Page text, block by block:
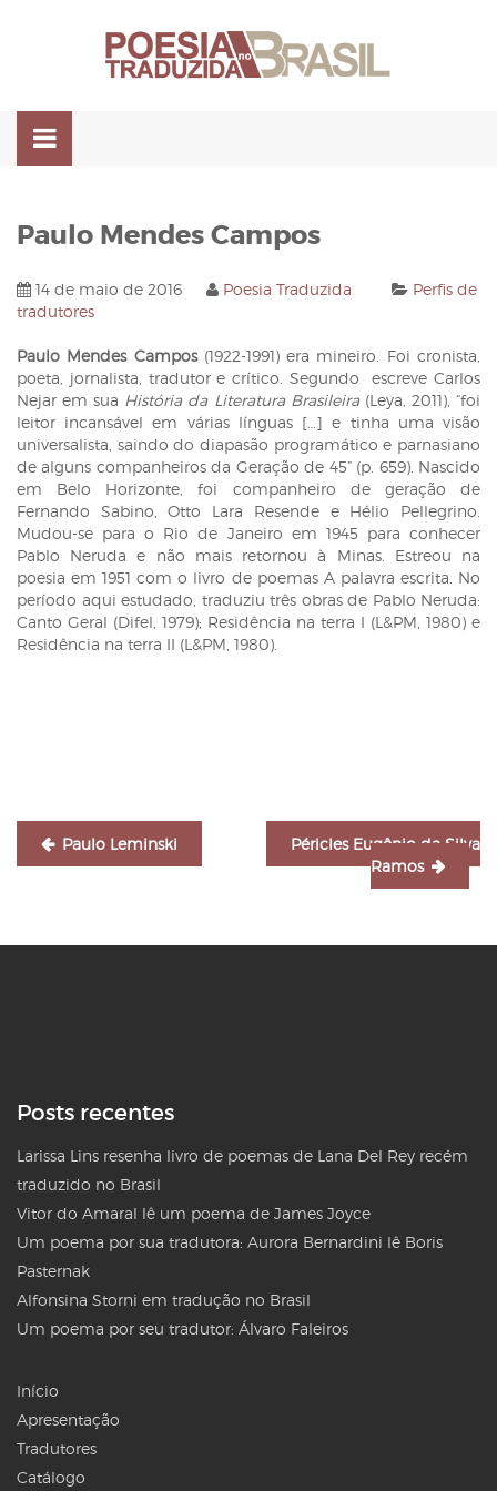
Paulo Mendes Campos
14 de maio de 2016 Poesia Traduzida
Perfis de
tradutores
Paulo Mendes Campos(1922-1991) era mineiro. Foi cronista,
poeta, jornalista, tradutor e crítico. Segundo escreve Carlos
Nejar em sua História da Literatura Brasileira(Leya, 2011), “foi
leitor incansável em várias línguas […] e tinha uma visão
universalista, saindo do diapasão programático e parnasiano
de alguns companheiros da Geração de 45” (p. 659). Nascido
em Belo Horizonte, foi companheiro de geração de
Fernando Sabino, Otto Lara Resende e Hélio Pellegrino.
Mudou-se para o Rio de Janeiro em 1945 para conhecer
Pablo Neruda e não mais retornou à Minas. Estreou na
poesia em 1951 com o livro de poemas A palavra escrita. No
período aqui estudado, traduziu três obras de Pablo Neruda:
Canto Geral (Difel, 1979); Residência na terra I (L&PM, 1980) e
Residência na terra II (L&PM, 1980).
Paulo Leminski
Péricles Eugênio da Silva
Ramos
Posts recentes
Larissa Lins resenha livro de poemas de Lana Del Rey recém
traduzido no Brasil
Vitor do Amaral lê um poema de James Joyce
Um poema por sua tradutora: Aurora Bernardini lê Boris
Pasternak
Alfonsina Storni em tradução no Brasil
Um poema por seu tradutor: Álvaro Faleiros
Início
Apresentação
Tradutores
Catálogo